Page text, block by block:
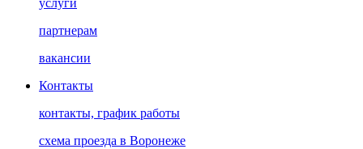
услуги
партнерам
вакансии
Контакты
контакты, график работы
схема проезда в Воронеже